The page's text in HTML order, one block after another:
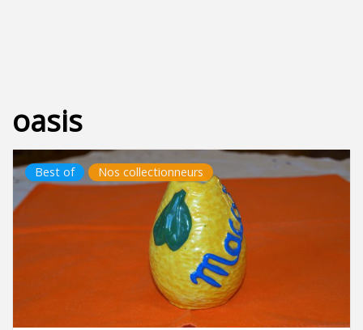
oasis
Best of Nos collectionneurs